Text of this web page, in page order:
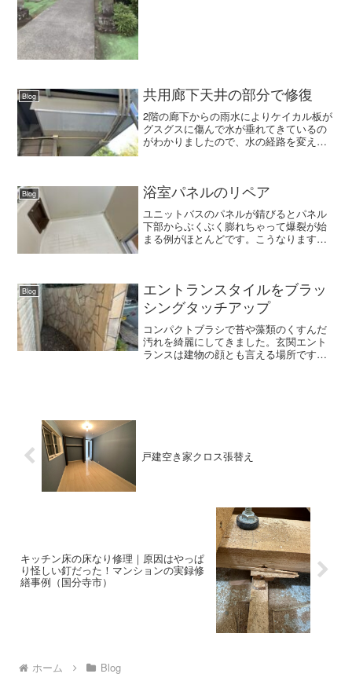
Blog 共用廊下天井の部分で修復
2階の廊下からの雨水によりケイカル板が
グスグスに傷んで水が垂れてきているの
がわかりましたので、水の経路を変えて
Blog 浴室パネルのリペア
ユニットバスのパネルが錆びるとパネル
下部からぶくぶく膨れちゃって爆裂が始
まる例がほとんどです。こうなりますと
Blog
エントランスタイルをブラッ
シングタッチアップ
コンパクトブラシで苔や藻類のくすんだ
汚れを綺麗にしてきました。玄関エント
ランスは建物の顔とも言える場所ですか
戸建空き家クロス張替え
キッチン床の床なり修理｜原因はやっぱ
り怪しい釘だった！マンションの実録修
繕事例（国分寺市）
ホーム Blog